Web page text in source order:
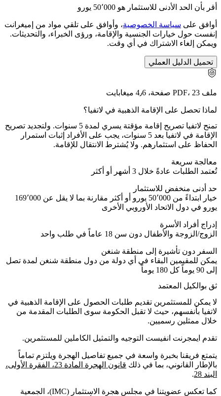
أقر بأن الحد الأدنى للاستثمار هو 50٬000 يورو
أوافق على سياسة الخصوصية، وأوافق على تلقي مواد من إميغرانت
إنفست حول خيارات الجنسية والإقامة، ورؤى الخبراء، والتحديثات.
ويمكن إلغاء الاشتراك في أي وقت.
تحميل الدليل العملي
ملف PDF، 23 صفحة، 4٫6 ميغابايت
لماذا تحصل على الإقامة الذهبية في لاتفيا؟
تمنح لاتفيا تصريح إقامة مؤقتة يسري لمدة 5 سنوات. ولتجديد تصريح
الإقامة في لاتفيا بعد 5 سنوات، يجب على الأفراد إثبات استمرار
الحفاظ على استثمارهم. ولا يُشترط الانتقال للإقامة.
معالجة سريعة
تُعتمد الطلبات عادةً خلال 3 أشهر أو أكثر
حد أدنى منخفض للاستثمار
خيار ابتداءً من 50٬000 يورو أو أكثر مقارنة بما لا يقل عن 169٬000
يورو في دول الاتحاد الأوروبي الأخرى
إدراج أفراد الأسرة
الزوج/الزوجة والأطفال دون سن 18 عاماً في طلب واحد
السفر دون تأشيرة إلى منطقة شنغن
يمكن للمقيمين البقاء في أي دولة من دول منطقة شنغن لمدة تصل
إلى 90 يوماً كل 180 يوماً
ثق بوالكيل المعتمد
لا يمكن للمستثمرين تقديم طلبات الحصول على الإقامة الذهبية في
لاتفيا بأنفسهم، حيث لا تقبل الحكومة سوى الطلبات المقدمة من
خلال ممثلين رسميين.
تقدم ايمجرنت انفيست التوجيه والتمثيل الكاملين للمستثمرين.
يتمتع فريقنا بخبرة واسعة في جميع تفاصيل الهجرة ويلتزم تماماً
بالإطار القانوني، بما في ذلك
قانون الهجرة المادة 23، الفقرة الأولى،
البند 28
.
كما تعكس عضويتنا في مجلس هجرة الاستثمار (IMC)، الجمعية